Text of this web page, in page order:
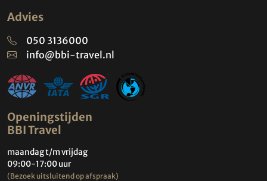
Advies
050 3136000
info@bbi-travel.nl
Openingstijden
BBI Travel
maandag t/m vrijdag
09:00-17:00 uur
(Bezoek uitsluitend op afspraak)